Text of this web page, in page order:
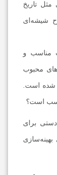
تاریخ
شیشه‌ای
و
محبوب
است.
است؟
برای